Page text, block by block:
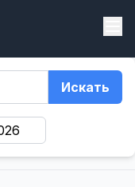
Искать